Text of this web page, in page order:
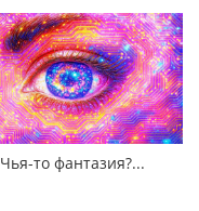
Чья-то фантазия?...